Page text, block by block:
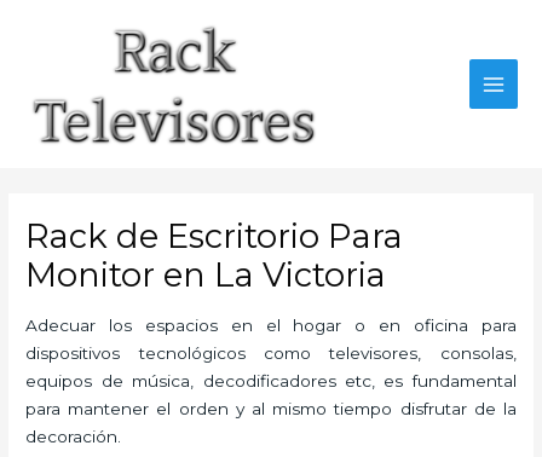
Rack de Escritorio Para
Monitor en La Victoria
Adecuar los espacios en el hogar o en oficina para
dispositivos tecnológicos como televisores, consolas,
equipos de música, decodificadores etc, es fundamental
para mantener el orden y al mismo tiempo disfrutar de la
decoración.